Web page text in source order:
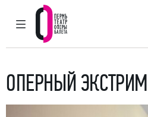
ГЛАВНОЕ МЕНЮ
Пермский
ОПЕРНЫЙ ЭКСТРИМ